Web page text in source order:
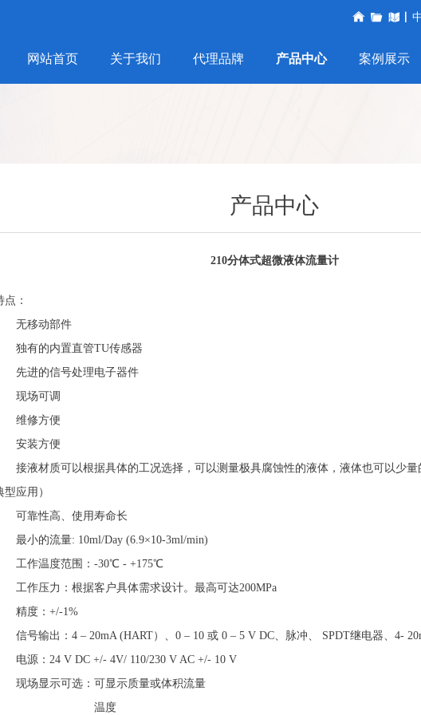
网站首页 关于我们 代理品牌 产品中心 案例展示
产品中心
210分体式超微液体流量计
点：
移动部件
有的内置直管TU传感器
进的信号处理电子器件
场可调
修方便
装方便
液材质可以根据具体的工况选择，可以测量极具腐蚀性的液体，液体也可以少量
型应用）
靠性高、使用寿命长
小的流量: 10ml/Day (6.9×10-3ml/min)
作温度范围：-30℃ - +175℃
作压力：根据客户具体需求设计。最高可达200MPa
度：+/-1%
号输出：4 – 20mA (HART）、0 – 10 或 0 – 5 V DC、脉冲、 SPDT继电器、4-
源：24 V DC +/- 4V/ 110/230 V AC +/- 10 V
场显示可选：可显示质量或体积流量
度